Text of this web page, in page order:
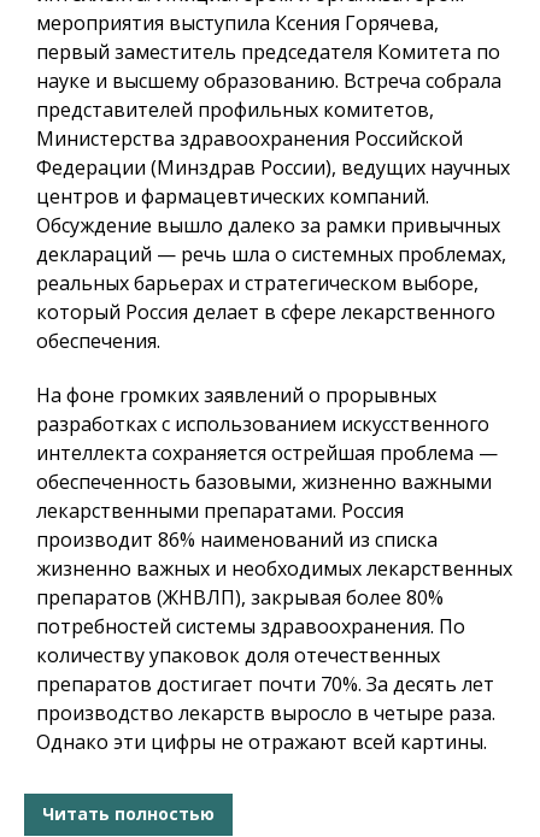
мероприятия выступила Ксения Горячева,
первый заместитель председателя Комитета по
науке и высшему образованию. Встреча собрала
представителей профильных комитетов,
Министерства здравоохранения Российской
Федерации (Минздрав России), ведущих научных
центров и фармацевтических компаний.
Обсуждение вышло далеко за рамки привычных
деклараций — речь шла о системных проблемах,
реальных барьерах и стратегическом выборе,
который Россия делает в сфере лекарственного
обеспечения.
На фоне громких заявлений о прорывных
разработках с использованием искусственного
интеллекта сохраняется острейшая проблема —
обеспеченность базовыми, жизненно важными
лекарственными препаратами. Россия
производит 86% наименований из списка
жизненно важных и необходимых лекарственных
препаратов (ЖНВЛП), закрывая более 80%
потребностей системы здравоохранения. По
количеству упаковок доля отечественных
препаратов достигает почти 70%. За десять лет
производство лекарств выросло в четыре раза.
Однако эти цифры не отражают всей картины.
Читать полностью